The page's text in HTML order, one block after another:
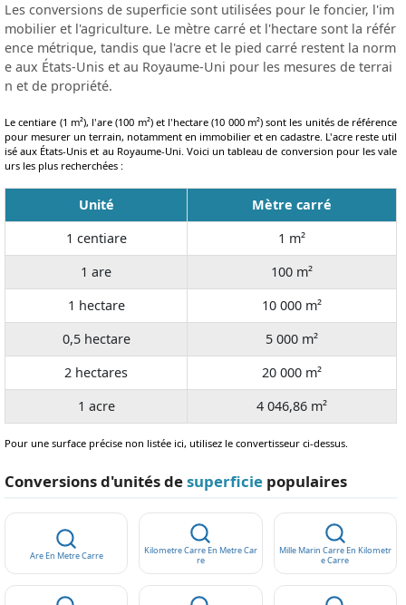
Les conversions de superficie sont utilisées pour le foncier, l'im
mobilier et l'agriculture. Le mètre carré et l'hectare sont la référ
ence métrique, tandis que l'acre et le pied carré restent la norm
e aux États-Unis et au Royaume-Uni pour les mesures de terrai
n et de propriété.
Le centiare (1 m²), l'are (100 m²) et l'hectare (10 000 m²) sont les unités de référence
pour mesurer un terrain, notamment en immobilier et en cadastre. L'acre reste util
isé aux États-Unis et au Royaume-Uni. Voici un tableau de conversion pour les vale
urs les plus recherchées :
Unité
Mètre carré
1 centiare
1 m²
1 are
100 m²
1 hectare
10 000 m²
0,5 hectare
5 000 m²
2 hectares
20 000 m²
1 acre
4 046,86 m²
Pour une surface précise non listée ici, utilisez le convertisseur ci-dessus.
Conversions d'unités desuperficie populaires
Are En Metre Carre
Kilometre Carre En Metre Car
Re
Mille Marin Carre En Kilometr
E Carre